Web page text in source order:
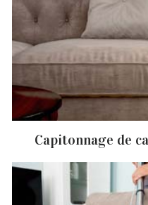
Capitonnage de